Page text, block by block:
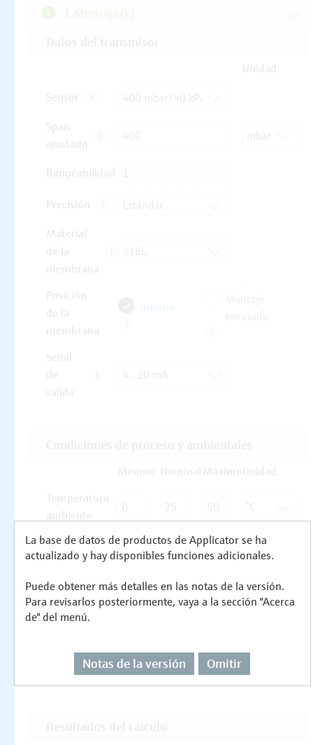
La base de datos de productos de Applicator se ha
actualizado y hay disponibles funciones adicionales.
Puede obtener más detalles en las notas de la versión.
Para revisarlos posteriormente, vaya a la sección "Acerca
de" del menú.
Notas de la versión Omitir